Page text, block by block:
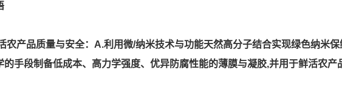
产品质量与安全：A.利用微/纳米技术与功能天然高分子结合实现绿色纳米保
手段制备低成本、高力学强度、优异防腐性能的薄膜与凝胶,并用于鲜活农产